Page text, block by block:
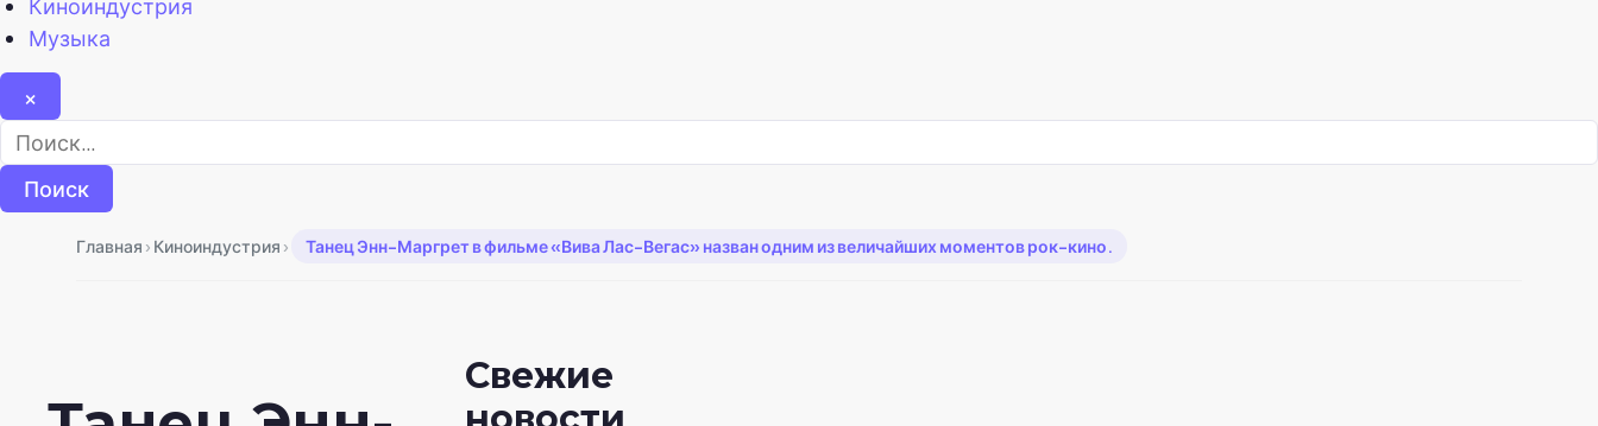
Музыка
×
Найти:
Главная › Киноиндустрия › Танец Энн-Маргрет в фильме «Вива Лас-Вегас» назван одним из величайших моментов рок-кино.
Свежие